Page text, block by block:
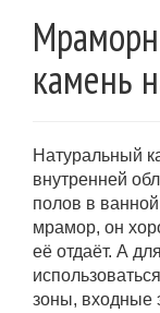
камень
Натуральный
внутренней
полов в
мрамор, он
её отдаёт. А
зоны, входные